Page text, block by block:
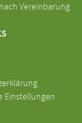
Vereinbarung
Einstellungen